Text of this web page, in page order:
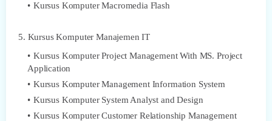
Kursus Komputer Macromedia Flash
5. Kursus Komputer Manajemen IT
Kursus Komputer Project Management With MS. Project
Application
Kursus Komputer Management Information System
Kursus Komputer System Analyst and Design
Kursus Komputer Customer Relationship Management